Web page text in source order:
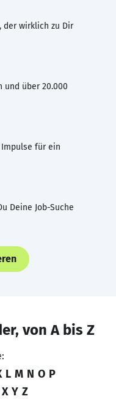
der wirklich zu Dir
und über 20.000
für ein
Deine Job-Suche
von A bis Z
L M N O P
X Y Z